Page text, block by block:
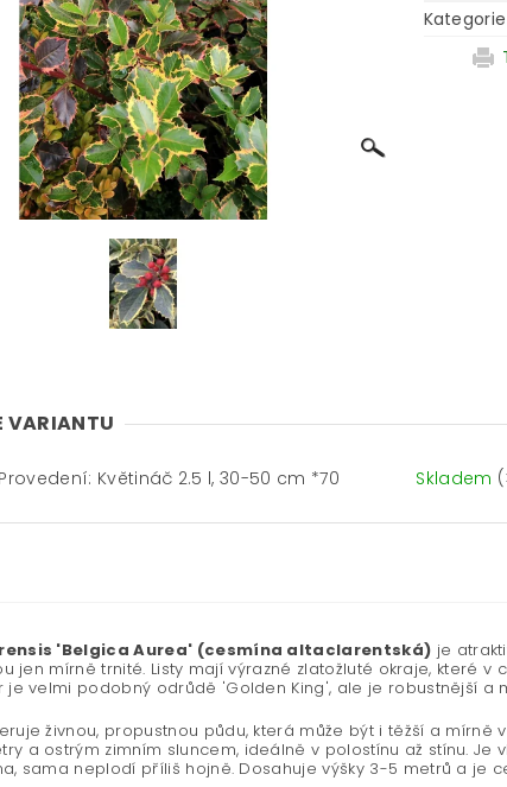
Kategorie
VARIANTU
Provedení: Květináč 2.5 l, 30-50 cm *70 Skladem
'Belgica Aurea' (cesmína altaclarentská) je
jen mírně trnité. Listy mají výrazné zlatožluté okraje, které
je velmi podobný odrůdě 'Golden King', ale je robustnější a
živnou, propustnou půdu, která může být i těžší a
a ostrým zimním sluncem, ideálně v polostínu až stínu.
sama neplodí příliš hojně. Dosahuje výšky 3-5 metrů a je